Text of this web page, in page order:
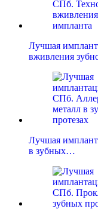
Лучшая
вживления
Лучшая
в зубных…